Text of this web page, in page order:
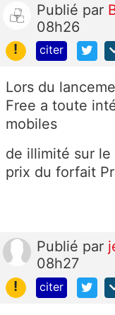
Publié par
08h26
!
citer
Lors du
Free a toute
mobiles
de illimité sur
prix du forfait
Publié par
08h27
!
citer